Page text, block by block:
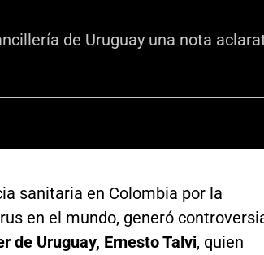
de Uruguay una nota
sanitaria en Colombia por la
en el mundo, generó
de Uruguay, Ernesto Talvi, quien